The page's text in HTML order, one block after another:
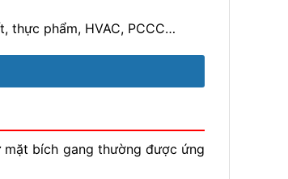
thực phẩm, HVAC, PCCC…
bích gang thường được ứng